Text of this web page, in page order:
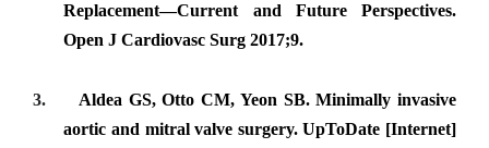
Replacement—Current and Future Perspectives.
Open J Cardiovasc Surg 2017;9.
3.
Aldea GS, Otto CM, Yeon SB. Minimally invasive
aortic and mitral valve surgery. UpToDate [Internet]